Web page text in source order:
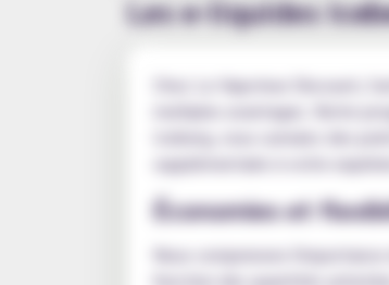
Les e-liquides
Chez Le Vapoteur Discount,
multiples avantages. Notre
Iceberg, vous cumulez des
supplémentaire à votre
Économies et
Nous comprenons
fonction des quantités